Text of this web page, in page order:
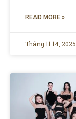
READ MORE »
Tháng 11 14, 2025